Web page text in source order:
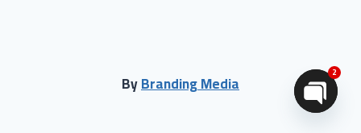
ByBranding Media 2